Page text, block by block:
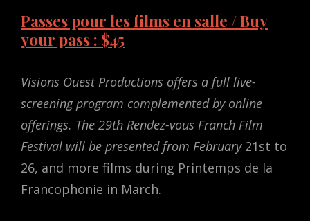
Passes pour les films en salle / Buy
your pass : $45
Visions Ouest Productions offers a full live-
screening program complemented by online
offerings. The 29th Rendez-vous Franch Film
Festival will be presented from February 21st to
26, and more films during Printemps de la
Francophonie in March.